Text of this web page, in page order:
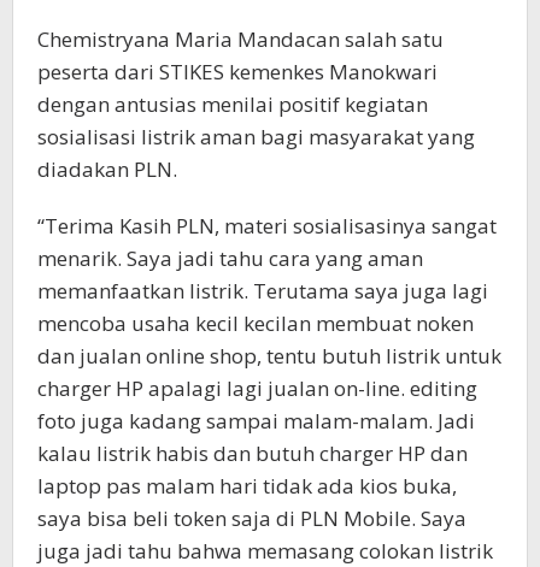
Chemistryana Maria Mandacan salah satu
peserta dari STIKES kemenkes Manokwari
dengan antusias menilai positif kegiatan
sosialisasi listrik aman bagi masyarakat yang
diadakan PLN.
“Terima Kasih PLN, materi sosialisasinya sangat
menarik. Saya jadi tahu cara yang aman
memanfaatkan listrik. Terutama saya juga lagi
mencoba usaha kecil kecilan membuat noken
dan jualan online shop, tentu butuh listrik untuk
charger HP apalagi lagi jualan on-line. editing
foto juga kadang sampai malam-malam. Jadi
kalau listrik habis dan butuh charger HP dan
laptop pas malam hari tidak ada kios buka,
saya bisa beli token saja di PLN Mobile. Saya
juga jadi tahu bahwa memasang colokan listrik